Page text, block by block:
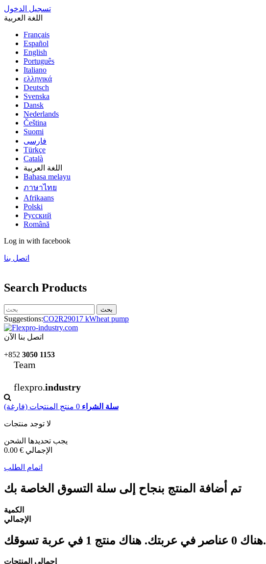
تسجيل الدخول
اللغة العربية
Français
Español
English
Português
Italiano
ελληνικά
Deutsch
Svenska
Dansk
Nederlands
Čeština
Suomi
فارسى
Türkçe
Català
اللغة العربية
Bahasa melayu
ภาษาไทย
Afrikaans
Polski
Русский
Română
Log in with facebook
اتصل بنا
Search Products
بحث
Suggestions:CO2R29017 kWheat pump
اتصل بنا الآن
+852 3050 1153
Team
flexpro.industry
سلة الشراء 0 منتج المنتجات (فارغة)
لا توجد منتجات
يجب تحديدها الشحن
0.00 € الإجمالي
اتمام الطلب
تم أضافة المنتج بنجاح إلى سلة التسوق الخاصة بك
الكمية
الإجمالي
هناك 0 عناصر في عربتك. هناك منتج 1 في عربة تسوقك.
إجمالي المنتجات